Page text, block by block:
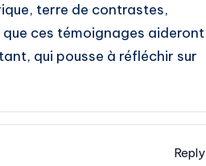
terre de contrastes,
que ces témoignages aideront
qui pousse à réfléchir sur
Reply